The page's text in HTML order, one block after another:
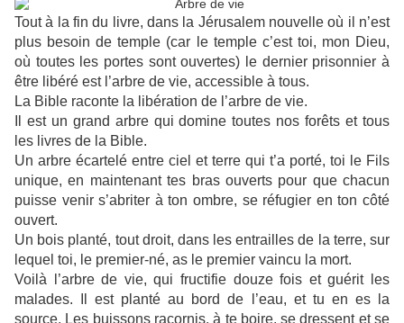
Tout à la fin du livre, dans la Jérusalem nouvelle où il n’est
plus besoin de temple (car le temple c’est toi, mon Dieu,
où toutes les portes sont ouvertes) le dernier prisonnier à
être libéré est l’arbre de vie, accessible à tous.
La Bible raconte la libération de l’arbre de vie.
Il est un grand arbre qui domine toutes nos forêts et tous
les livres de la Bible.
Un arbre écartelé entre ciel et terre qui t’a porté, toi le Fils
unique, en maintenant tes bras ouverts pour que chacun
puisse venir s’abriter à ton ombre, se réfugier en ton côté
ouvert.
Un bois planté, tout droit, dans les entrailles de la terre, sur
lequel toi, le premier-né, as le premier vaincu la mort.
Voilà l’arbre de vie, qui fructifie douze fois et guérit les
malades. Il est planté au bord de l’eau, et tu en es la
source. Les buissons racornis, à te boire, se dressent et se